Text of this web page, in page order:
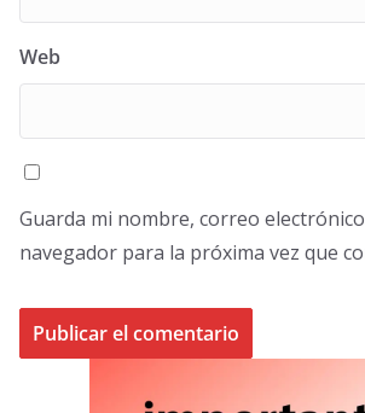
Web
Guarda mi nombre, correo
navegador para la próxima vez que